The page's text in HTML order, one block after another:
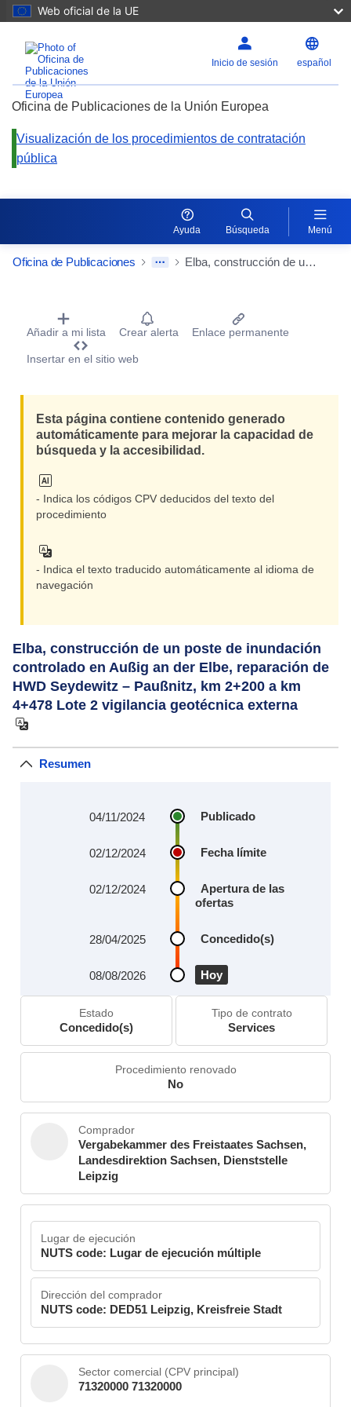
Web oficial de la UE
Inicio de sesión español
Oficina de Publicaciones de la Unión Europea
Visualización de los procedimientos de contratación
pública
Ayuda Búsqueda Menú
Oficina de Publicaciones Elba, construcción de un poste de inundación controlado en Außig an der Elbe, reparación de HWD Seydewitz – Paußnitz, km 2+200 a km 4+478 Lote 2 vigilancia geotécnica externa
Procurement Detail Actions Portlet
Añadir a mi lista Crear alerta Enlace permanente
Insertar en el sitio web
Esta página contiene contenido generado
automáticamente para mejorar la capacidad de
búsqueda y la accesibilidad.
- Indica los códigos CPV deducidos del texto del
procedimiento
- Indica el texto traducido automáticamente al idioma de
navegación
Elba, construcción de un poste de inundación
controlado en Außig an der Elbe, reparación de
HWD Seydewitz – Paußnitz, km 2+200 a km
4+478 Lote 2 vigilancia geotécnica externa
Resumen
Publicado
04/11/2024
Fecha límite
02/12/2024
Apertura de las
ofertas
02/12/2024
Concedido(s)
28/04/2025
Hoy
08/08/2026
Estado
Concedido(s)
Tipo de contrato
Services
Procedimiento renovado
No
Comprador
Vergabekammer des Freistaates Sachsen,
Landesdirektion Sachsen, Dienststelle
Leipzig
Lugar de ejecución
NUTS code: Lugar de ejecución múltiple
Dirección del comprador
NUTS code: DED51 Leipzig, Kreisfreie Stadt
Sector comercial (CPV principal)
71320000 71320000